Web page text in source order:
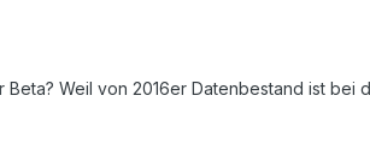
Weil von 2016er Datenbestand ist bei